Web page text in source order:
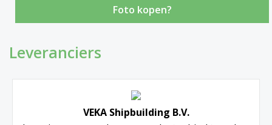
Foto kopen?
Leveranciers
VEKA Shipbuilding B.V.